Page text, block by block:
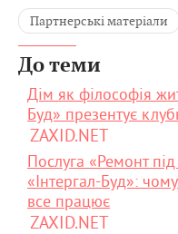
Партнерські матеріали
До теми
Дім як філософія
Буд» презентує
ZAXID.NET
Послуга «Ремонт
«Інтергал-Буд»:
все працює
ZAXID.NET